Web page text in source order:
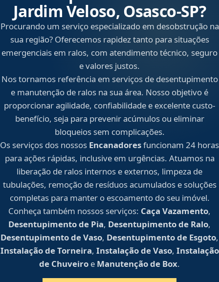
Jardim Veloso, Osasco‑SP?
Procurando um serviço especializado em desobstrução na
sua região? Oferecemos rapidez tanto para situações
emergenciais em ralos, com atendimento técnico, seguro
e valores justos.
Nos tornamos referência em serviços de desentupimento
e manutenção de ralos na sua área. Nosso objetivo é
proporcionar agilidade, confiabilidade e excelente custo-
benefício, seja para prevenir acúmulos ou eliminar
bloqueios sem complicações.
Os serviços dos nossos Encanadoresfuncionam 24 horas
para ações rápidas, inclusive em urgências. Atuamos na
liberação de ralos internos e externos, limpeza de
tubulações, remoção de resíduos acumulados e soluções
completas para manter o escoamento do seu imóvel.
Conheça também nossos serviços: Caça Vazamento,
Desentupimento de Pia, Desentupimento de Ralo,
Desentupimento de Vaso, Desentupimento de Esgoto,
Instalação de Torneira, Instalação de Vaso, Instalação
de Chuveiro e Manutenção de Box.